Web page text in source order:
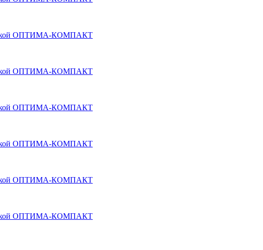
ОПТИМА-КОМПАКТ
ОПТИМА-КОМПАКТ
ОПТИМА-КОМПАКТ
ОПТИМА-КОМПАКТ
ОПТИМА-КОМПАКТ
ОПТИМА-КОМПАКТ